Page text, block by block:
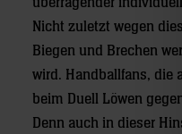
Nicht zuletzt wegen
Biegen und Brechen
wird. Handballfans, die
beim Duell Löwen
Denn auch in dieser